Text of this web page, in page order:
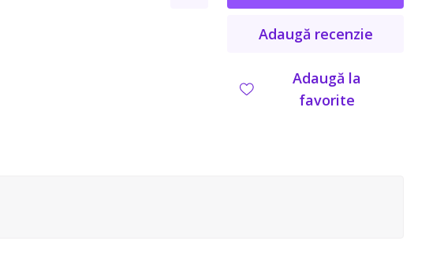
Adaugă recenzie
Adaugă la
favorite